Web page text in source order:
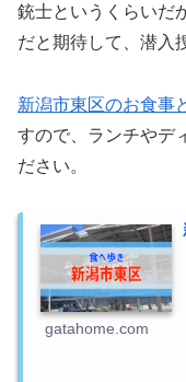
銃士というくらいだ
だと期待して、潜入
新潟市東区のお食事
すので、ランチやデ
ださい。
gatahome.com